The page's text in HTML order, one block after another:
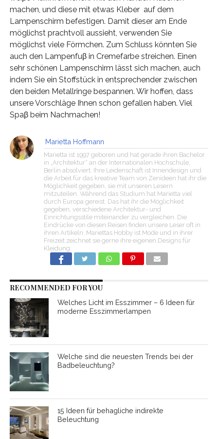
machen, und diese mit etwas Kleber auf dem
Lampenschirm befestigen. Damit dieser am Ende
möglichst prachtvoll aussieht, verwenden Sie
möglichst viele Förmchen. Zum Schluss könnten Sie
auch den Lampenfuβ in Cremefarbe streichen. Einen
sehr schönen Lampenschirm lässt sich machen, auch
indem Sie ein Stoffstück in entsprechender zwischen
den beiden Metallringe bespannen. Wir hoffen, dass
unsere Vorschläge Ihnen schon gefallen haben. Viel
Spaβ beim Nachmachen!
Marietta Hoffmann
Marietta ist 1997 geboren und hat gerade ihren Bachelor
in „Architektur“ an der Internationalen Hochschule,
Berlin absolviert. Ihre Leidenschaft ist Innendesign und
die Arbeit für das kreative Team von Zenideen hat ihr die
Möglichkeit gegeben, sie mit unseren Lesern
mitzuteilen. Während das Studium hat Marietta viel
durch Europa gereist. Das hat ihr die Möglichkeit
gegeben, verschiedene Architektur- und
Einrichtungsstile miteinander zu vergleichen. Die
Eindrücke von diesen Reisen finden unsere Leser oft in
ihren Artikeln. Mariettas Hobby ist Mode und in ihrer
Freizeit zeichnet sie gerne ihre eigenen Designs für
Kleidung.
RECOMMENDED FOR YOU
Welches Licht im Esszimmer – 6 Ideen für
moderne Esszimmerlampen
Welche sind die neuesten Trends bei der
Badbeleuchtung?
15 Ideen für behagliche indirekte
Beleuchtung